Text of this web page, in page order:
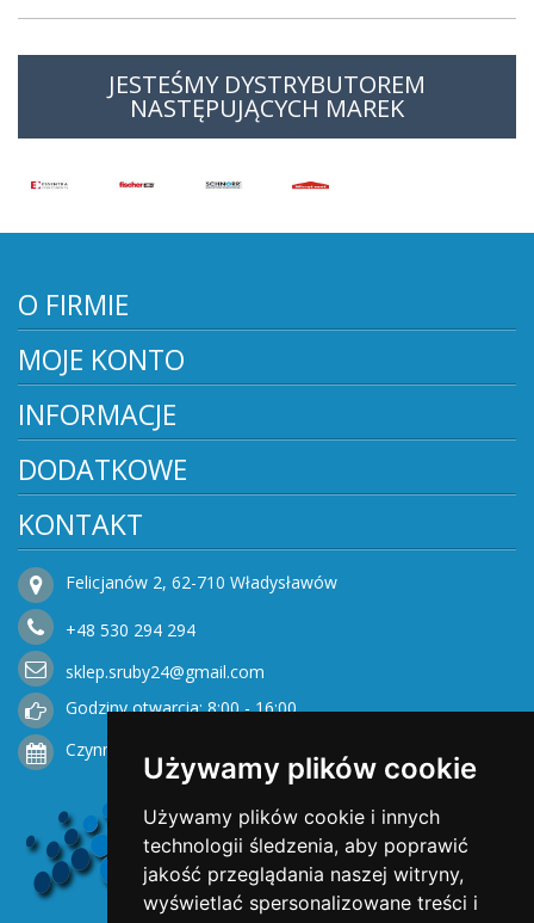
Używamy plików cookie
Używamy plików cookie i innych
technologii śledzenia, aby poprawić
jakość przeglądania naszej witryny,
wyświetlać spersonalizowane treści i
JESTEŚMY DYSTRYBUTOREM
NASTĘPUJĄCYCH MAREK
O FIRMIE
MOJE KONTO
INFORMACJE
DODATKOWE
KONTAKT
Felicjanów 2, 62-710 Władysławów
+48 530 294 294
sklep.sruby24@gmail.com
Godziny otwarcia: 8:00 - 16:00
Czynne od Poniedziałku do Piątku